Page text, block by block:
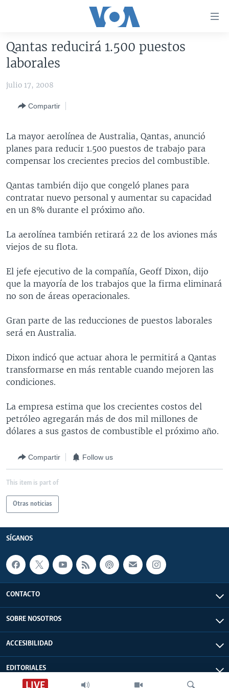
accesibilidad
Salte
contenido
principal
Salte
principal
Salte
AMÉRICA DEL NORTE
MÉXICO
HAITÍ
ELECCIONES EEUU
VOTO DIVIDIDO
VOA VERIFICA
VOA VERIFICA UCRANIA/RUSIA
VOA VERIFICA AMÉRICA LATINA
AMÉRICA LATINA
BOLIVIA
COLOMBIA
CHILE
PERÚ
VENEZUELA
CENTROAMÉRICA
COSTA RICA
EL SALVADOR
GUATEMALA
NICARAGUA
OTRAS SECCIONES
INMIGRACIÓN
LIBERTAD DE PRENSA
ECONOMÍA
TECNOLOGÍA
DEPORTES
ESPECIALES DE LA VOA
LIBERTAD DE PRENSA
MULTIMEDIA
FOTOGRAFÍA
AUDIOS
EL MUNDO AL DÍA
FORO INTERAMERICANO
LAS CLAVES
RADIO
AVANCE INFORMATIVO
BUENOS DÍAS AMÉRICA
EL MUNDO AL DÍA [RADIO]
FORO [RADIO]
DEPORTIVO INTERNACIONAL
NOTA ECONÓMICA
DIRECT
SÍGANOS
Idiomas
LIVE
Qantas reducirá 1.500 puestos
laborales
julio 17, 2008
Compartir
La mayor aerolínea de Australia, Qantas, anunció
planes para reducir 1.500 puestos de trabajo para
compensar los crecientes precios del combustible.
Qantas también dijo que congeló planes para
contratar nuevo personal y aumentar su capacidad
en un 8% durante el próximo año.
La aerolínea también retirará 22 de los aviones más
viejos de su flota.
El jefe ejecutivo de la compañía, Geoff Dixon, dijo
que la mayoría de los trabajos que la firma eliminará
no son de áreas operacionales.
Gran parte de las reducciones de puestos laborales
será en Australia.
Dixon indicó que actuar ahora le permitirá a Qantas
transformarse en más rentable cuando mejoren las
condiciones.
La empresa estima que los crecientes costos del
petróleo agregarán más de dos mil millones de
dólares a sus gastos de combustible el próximo año.
Compartir Follow us
This item is part of
Otras noticias
SÍGANOS
CONTACTO
SOBRE NOSOTROS
ACCESIBILIDAD
EDITORIALES